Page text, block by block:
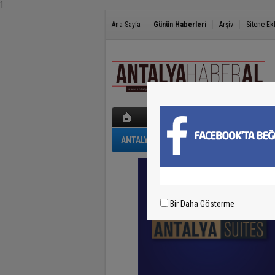
1
Ana Sayfa Günün Haberleri Arşiv Sitene
ANTALYA GÜNCEL POLİS-ADLİYE
Bir Daha Gösterme